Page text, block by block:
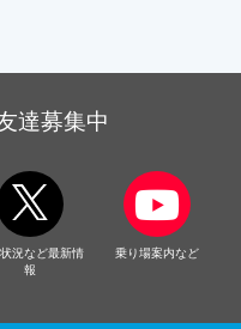
達募集中
況など最新情
報
乗り場案内など